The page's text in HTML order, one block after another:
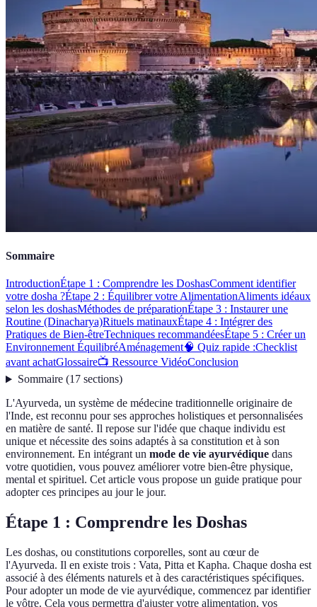
Sommaire
IntroductionÉtape 1 : Comprendre les DoshasComment identifier
votre dosha ?Étape 2 : Équilibrer votre AlimentationAliments idéaux
selon les doshasMéthodes de préparationÉtape 3 : Instaurer une
Routine (Dinacharya)Rituels matinauxÉtape 4 : Intégrer des
Pratiques de Bien-êtreTechniques recommandéesÉtape 5 : Créer un
Environnement ÉquilibréAménagement🧠 Quiz rapide :Checklist
avant achatGlossaire📺 Ressource VidéoConclusion
Sommaire(17 sections)
L'Ayurveda, un système de médecine traditionnelle originaire de
l'Inde, est reconnu pour ses approches holistiques et personnalisées
en matière de santé. Il repose sur l'idée que chaque individu est
unique et nécessite des soins adaptés à sa constitution et à son
environnement. En intégrant un mode de vie ayurvédique dans
votre quotidien, vous pouvez améliorer votre bien-être physique,
mental et spirituel. Cet article vous propose un guide pratique pour
adopter ces principes au jour le jour.
Étape 1 : Comprendre les Doshas
Les doshas, ou constitutions corporelles, sont au cœur de
l'Ayurveda. Il en existe trois : Vata, Pitta et Kapha. Chaque dosha est
associé à des éléments naturels et à des caractéristiques spécifiques.
Pour adopter un mode de vie ayurvédique, commencez par identifier
le vôtre. Cela vous permettra d'ajuster votre alimentation, vos